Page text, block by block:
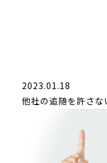
2023.01.18
他社の追随を許さ